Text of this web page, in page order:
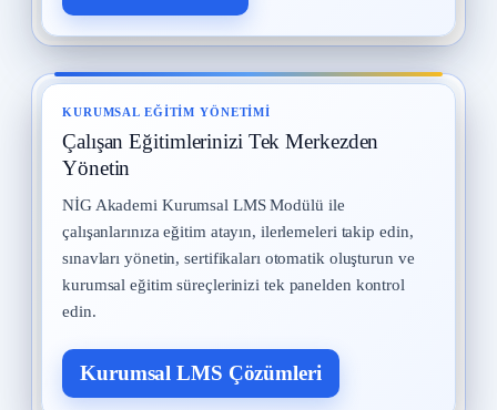
KURUMSAL EĞITIM YÖNETIMI
Çalışan Eğitimlerinizi Tek Merkezden
Yönetin
NİG Akademi Kurumsal LMS Modülü ile
çalışanlarınıza eğitim atayın, ilerlemeleri takip edin,
sınavları yönetin, sertifikaları otomatik oluşturun ve
kurumsal eğitim süreçlerinizi tek panelden kontrol
edin.
Kurumsal LMS Çözümleri